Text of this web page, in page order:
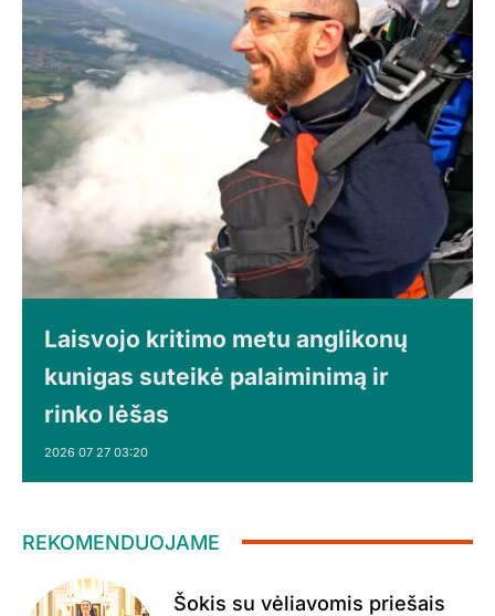
Laisvojo kritimo metu anglikonų
kunigas suteikė palaiminimą ir
rinko lėšas
2026 07 27 03:20
REKOMENDUOJAME
Šokis su vėliavomis priešais